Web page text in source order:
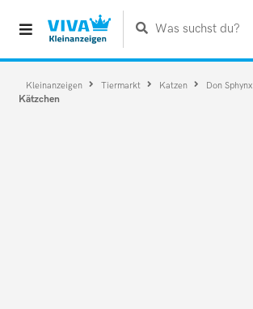
Was suchst du?
Kleinanzeigen Tiermarkt Katzen Don Sphynx
Kätzchen